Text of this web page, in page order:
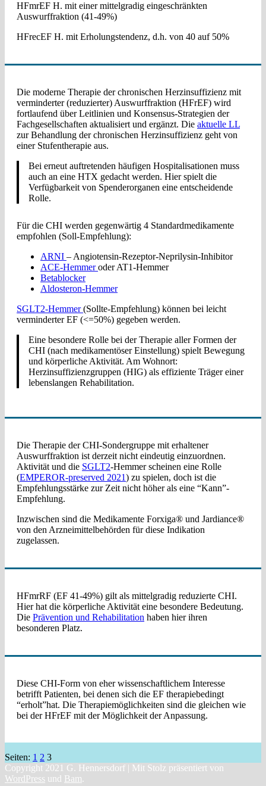
HFmrEF H. mit einer mittelgradig eingeschränkten
Auswurffraktion (41-49%)
HFrecEF H. mit Erholungstendenz, d.h. von 40 auf 50%
Die moderne Therapie der chronischen Herzinsuffizienz mit
verminderter (reduzierter) Auswurffraktion (HFrEF) wird
fortlaufend über Leitlinien und Konsensus-Strategien der
Fachgesellschaften aktualisiert und ergänzt. Die aktuelle LL
zur Behandlung der chronischen Herzinsuffizienz geht von
einer Stufentherapie aus.
Bei erneut auftretenden häufigen Hospitalisationen muss
auch an eine HTX gedacht werden. Hier spielt die
Verfügbarkeit von Spenderorganen eine entscheidende
Rolle.
Für die CHI werden gegenwärtig 4 Standardmedikamente
empfohlen (Soll-Empfehlung):
ARNI – Angiotensin-Rezeptor-Neprilysin-Inhibitor
ACE-Hemmeroder AT1-Hemmer
Betablocker
Aldosteron-Hemmer
SGLT2-Hemmer(Sollte-Empfehlung) können bei leicht
verminderter EF (<=50%) gegeben werden.
Eine besondere Rolle bei der Therapie aller Formen der
CHI (nach medikamentöser Einstellung) spielt Bewegung
und körperliche Aktivität. Am Wohnort:
Herzinsuffizienzgruppen (HIG) als effiziente Träger einer
lebenslangen Rehabilitation.
Die Therapie der CHI-Sondergruppe mit erhaltener
Auswurffraktion ist derzeit nicht eindeutig einzuordnen.
Aktivität und die SGLT2-Hemmer scheinen eine Rolle
(EMPEROR-preserved 2021) zu spielen, doch ist die
Empfehlungsstärke zur Zeit nicht höher als eine “Kann”-
Empfehlung.
Inzwischen sind die Medikamente Forxiga® und Jardiance®
von den Arzneimittelbehörden für diese Indikation
zugelassen.
HFmrRF (EF 41-49%) gilt als mittelgradig reduzierte CHI.
Hier hat die körperliche Aktivität eine besondere Bedeutung.
Die Prävention und Rehabilitation haben hier ihren
besonderen Platz.
Diese CHI-Form von eher wissenschaftlichem Interesse
betrifft Patienten, bei denen sich die EF therapiebedingt
“erholt”hat. Die Therapiemöglichkeiten sind die gleichen wie
bei der HFrEF mit der Möglichkeit der Anpassung.
Seiten: 1 2 3
Copyright 2021 G. Hennersdorf | Mit Stolz präsentiert von
WordPress und Bam.